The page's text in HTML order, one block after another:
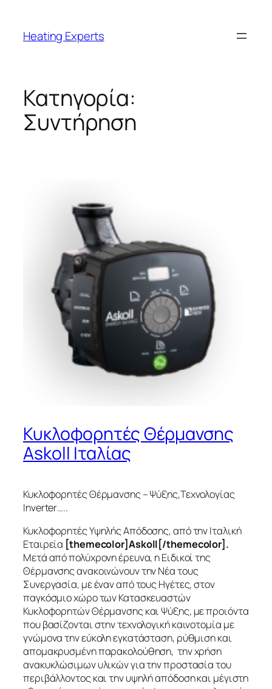
περιεχόμενο
Heating Experts
Κατηγορία:
Συντήρηση
Κυκλοφορητές Θέρμανσης
Askoll Ιταλίας
Κυκλοφορητές Θέρμανσης – Ψύξης,Τεχνολογίας
Inverter…..
Κυκλοφορητές Υψηλής Απόδοσης, από την Ιταλική
Εταιρεία [themecolor]Askoll[/themecolor].
Μετά από πολύχρονη έρευνα, η Ειδικοί της
Θέρμανσης ανακοινώνουν την Νέα τους
Συνεργασία, με έναν από τους Ηγέτες, στον
παγκόσμιο χώρο των Κατασκευαστών
Κυκλοφορητών Θέρμανσης και Ψύξης, με προιόντα
που βασίζονται στην τεχνολογική καινοτομία με
γνώμονα την εύκολη εγκατάσταση, ρύθμιση και
απομακρυσμένη παρακολούθηση, την χρήση
ανακυκλώσιμων υλικών για την προστασία του
περιβάλλοντος και την υψηλή απόδοση και μέγιστη